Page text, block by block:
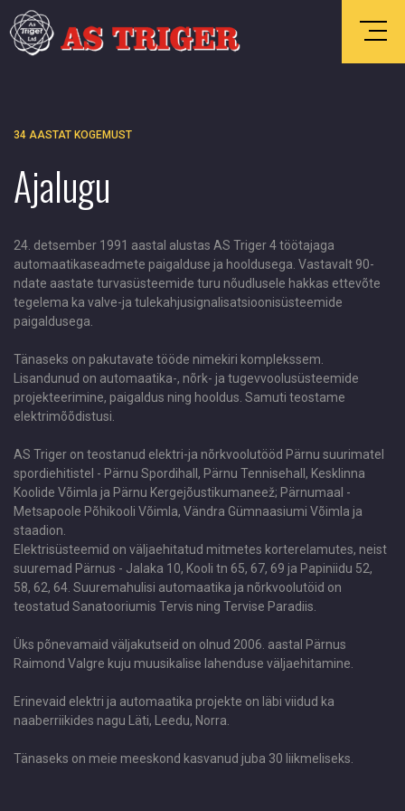
34 AASTAT KOGEMUST
Ajalugu
24. detsember 1991 aastal alustas AS Triger 4 töötajaga
automaatikaseadmete paigalduse ja hooldusega. Vastavalt 90-
ndate aastate turvasüsteemide turu nõudlusele hakkas ettevõte
tegelema ka valve-ja tulekahjusignalisatsioonisüsteemide
paigaldusega.
Tänaseks on pakutavate tööde nimekiri komplekssem.
Lisandunud on automaatika-, nõrk- ja tugevvoolusüsteemide
projekteerimine, paigaldus ning hooldus. Samuti teostame
elektrimõõdistusi.
AS Triger on teostanud elektri-ja nõrkvoolutööd Pärnu suurimatel
spordiehitistel - Pärnu Spordihall, Pärnu Tennisehall, Kesklinna
Koolide Võimla ja Pärnu Kergejõustikumaneež; Pärnumaal -
Metsapoole Põhikooli Võimla, Vändra Gümnaasiumi Võimla ja
staadion.
Elektrisüsteemid on väljaehitatud mitmetes korterelamutes, neist
suuremad Pärnus - Jalaka 10, Kooli tn 65, 67, 69 ja Papiniidu 52,
58, 62, 64. Suuremahulisi automaatika ja nõrkvoolutöid on
teostatud Sanatooriumis Tervis ning Tervise Paradiis.
Üks põnevamaid väljakutseid on olnud 2006. aastal Pärnus
Raimond Valgre kuju muusikalise lahenduse väljaehitamine.
Erinevaid elektri ja automaatika projekte on läbi viidud ka
naaberriikides nagu Läti, Leedu, Norra.
Tänaseks on meie meeskond kasvanud juba 30 liikmeliseks.